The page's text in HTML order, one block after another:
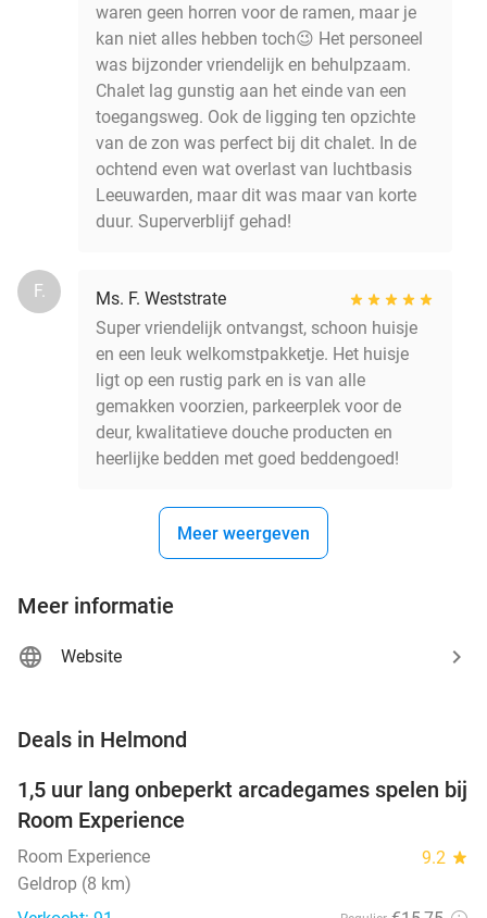
waren geen horren voor de ramen, maar je
kan niet alles hebben toch😉 Het personeel
was bijzonder vriendelijk en behulpzaam.
Chalet lag gunstig aan het einde van een
toegangsweg. Ook de ligging ten opzichte
van de zon was perfect bij dit chalet. In de
ochtend even wat overlast van luchtbasis
Leeuwarden, maar dit was maar van korte
duur. Superverblijf gehad!
F.
Ms. F. Weststrate
Super vriendelijk ontvangst, schoon huisje
en een leuk welkomstpakketje. Het huisje
ligt op een rustig park en is van alle
gemakken voorzien, parkeerplek voor de
deur, kwalitatieve douche producten en
heerlijke bedden met goed beddengoed!
Meer weergeven
Meer informatie
Website
Deals in Helmond
46%
1,5 uur lang onbeperkt arcadegames spelen bij
Room Experience
Room Experience 9.2 star
Geldrop (8 km)